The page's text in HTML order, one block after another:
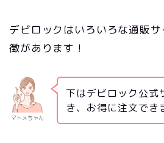
デビロックはいろいろな通販
徴があります！
マトメちゃん
下はデビロック公式
き、お得に注文でき